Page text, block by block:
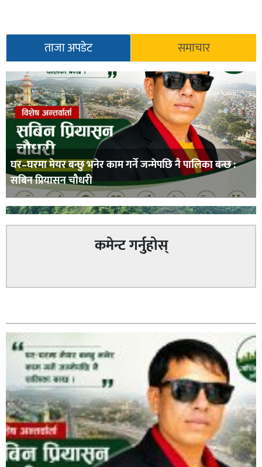
ताजा अपडेट समाचार
घर–घरमा मेयर बन्छु भनेर काम गर्ने जन्मेपछि नै पालिका बन्छ :
सबिन प्रियासन चौधरी
प्रहरी साहयक निरीक्षक कुलबहादुर बिककाे पहलमा खडैचा
प्रहरीले पायाे जग्गाधनी पुर्जा
कमेन्ट गर्नुहोस्